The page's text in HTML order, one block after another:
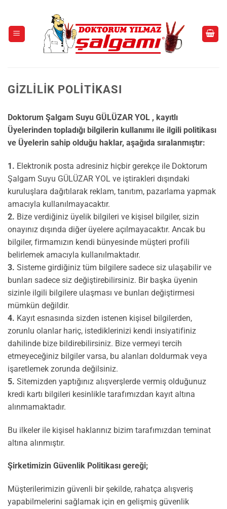
GIZLILIK POLITIKASI
Doktorum Şalgam Suyu GÜLÜZAR YOL , kayıtlı
Üyelerinden topladığı bilgilerin kullanımı ile ilgili politikası
ve Üyelerin sahip olduğu haklar, aşağıda sıralanmıştır:
1. Elektronik posta adresiniz hiçbir gerekçe ile Doktorum
Şalgam Suyu GÜLÜZAR YOL ve iştirakleri dışındaki
kuruluşlara dağıtılarak reklam, tanıtım, pazarlama yapmak
amacıyla kullanılmayacaktır.
2. Bize verdiğiniz üyelik bilgileri ve kişisel bilgiler, sizin
onayınız dışında diğer üyelere açılmayacaktır. Ancak bu
bilgiler, firmamızın kendi bünyesinde müşteri profili
belirlemek amacıyla kullanılmaktadır.
3. Sisteme girdiğiniz tüm bilgilere sadece siz ulaşabilir ve
bunları sadece siz değiştirebilirsiniz. Bir başka üyenin
sizinle ilgili bilgilere ulaşması ve bunları değiştirmesi
mümkün değildir.
4. Kayıt esnasında sizden istenen kişisel bilgilerden,
zorunlu olanlar hariç, istediklerinizi kendi insiyatifiniz
dahilinde bize bildirebilirsiniz. Bize vermeyi tercih
etmeyeceğiniz bilgiler varsa, bu alanları doldurmak veya
işaretlemek zorunda değilsiniz.
5. Sitemizden yaptığınız alışverşlerde vermiş olduğunuz
kredi kartı bilgileri kesinlikle tarafımızdan kayıt altına
alınmamaktadır.
Bu ilkeler ile kişisel haklarınız bizim tarafımızdan teminat
altına alınmıştır.
Şirketimizin Güvenlik Politikası gereği;
Müşterilerimizin güvenli bir şekilde, rahatça alışveriş
yapabilmelerini sağlamak için en gelişmiş güvenlik